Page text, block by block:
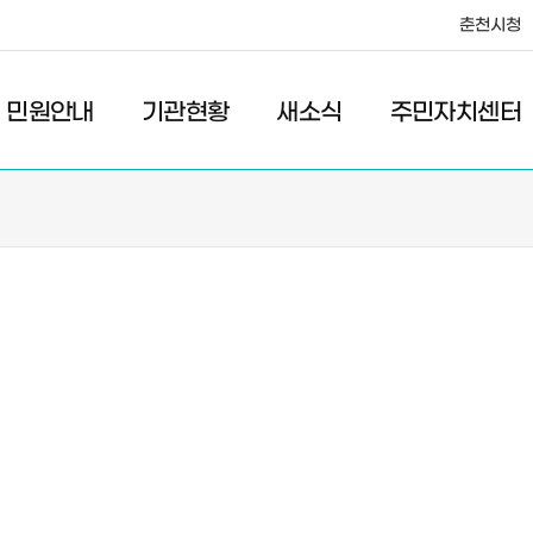
춘천시청
민원안내 기관현황 새소식 주민자치센터